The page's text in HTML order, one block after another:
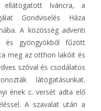
ellátogatott Iváncra, a
Gondviselés Háza
A közösség adventi
és gyöngyökből fűzött
meg az otthon lakóit és
szóval és csodálatos
látogatásunkat.
ének c. versét adta elő
A szavalat után a